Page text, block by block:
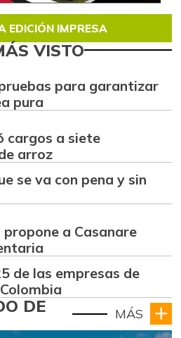
EDICIÓN IMPRESA
VISTO
para garantizar
pura
cargos a siete
arroz
se va con pena y sin
a Casanare
de las empresas de
DE MÁS